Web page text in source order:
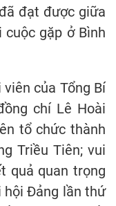
đạt được giữa
gặp ở Bình
của Tổng Bí
chí Lê Hoài
tổ chức thành
Triều Tiên; vui
quả quan trọng
hội Đảng lần thứ